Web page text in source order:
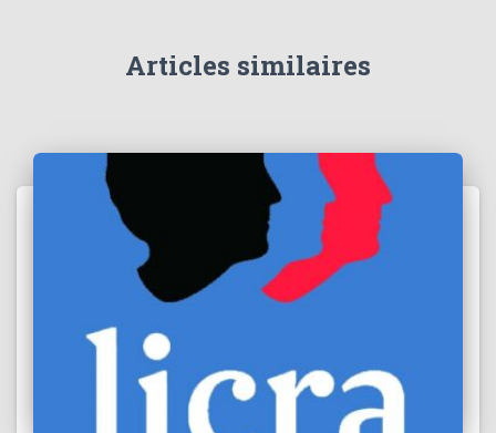
Articles similaires